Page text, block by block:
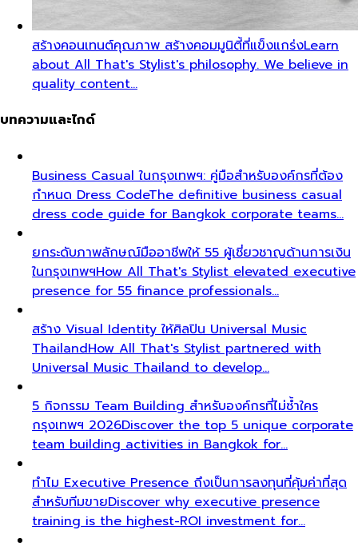
สร้างคอนเทนต์คุณภาพ สร้างคอมมูนิตี้ที่แข็งแกร่งLearn
about All That's Stylist's philosophy. We believe in
quality content…
บทความและไกด์
Business Casual ในกรุงเทพฯ: คู่มือสำหรับองค์กรที่ต้อง
กำหนด Dress CodeThe definitive business casual
dress code guide for Bangkok corporate teams…
ยกระดับภาพลักษณ์มืออาชีพให้ 55 ผู้เชี่ยวชาญด้านการเงิน
ในกรุงเทพฯHow All That's Stylist elevated executive
presence for 55 finance professionals…
สร้าง Visual Identity ให้ศิลปิน Universal Music
ThailandHow All That's Stylist partnered with
Universal Music Thailand to develop…
5 กิจกรรม Team Building สำหรับองค์กรที่ไม่ซ้ำใคร
กรุงเทพฯ 2026Discover the top 5 unique corporate
team building activities in Bangkok for…
ทำไม Executive Presence ถึงเป็นการลงทุนที่คุ้มค่าที่สุด
สำหรับทีมขายDiscover why executive presence
training is the highest-ROI investment for…